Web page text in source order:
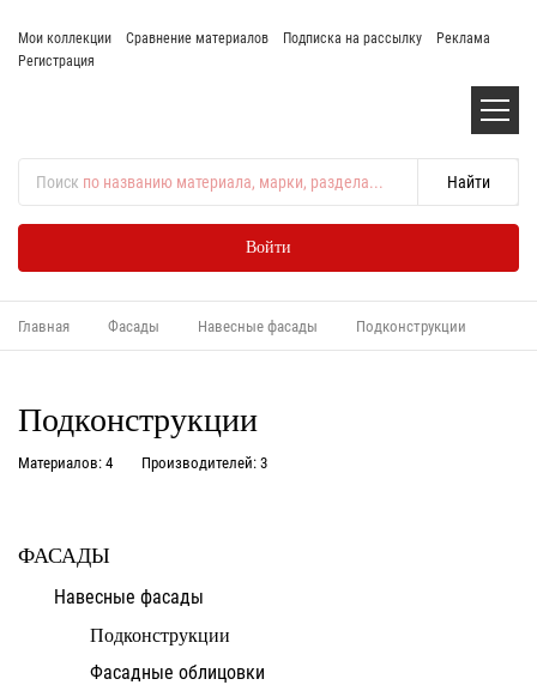
Мои коллекции Сравнение материалов Подписка на рассылку
Реклама
Регистрация
Поиск по названию материала, марки, раздела...
Войти
Главная Фасады Навесные фасады Подконструкции
Подконструкции
Материалов: 4 Производителей: 3
ФАСАДЫ
Навесные фасады
Подконструкции
Фасадные облицовки